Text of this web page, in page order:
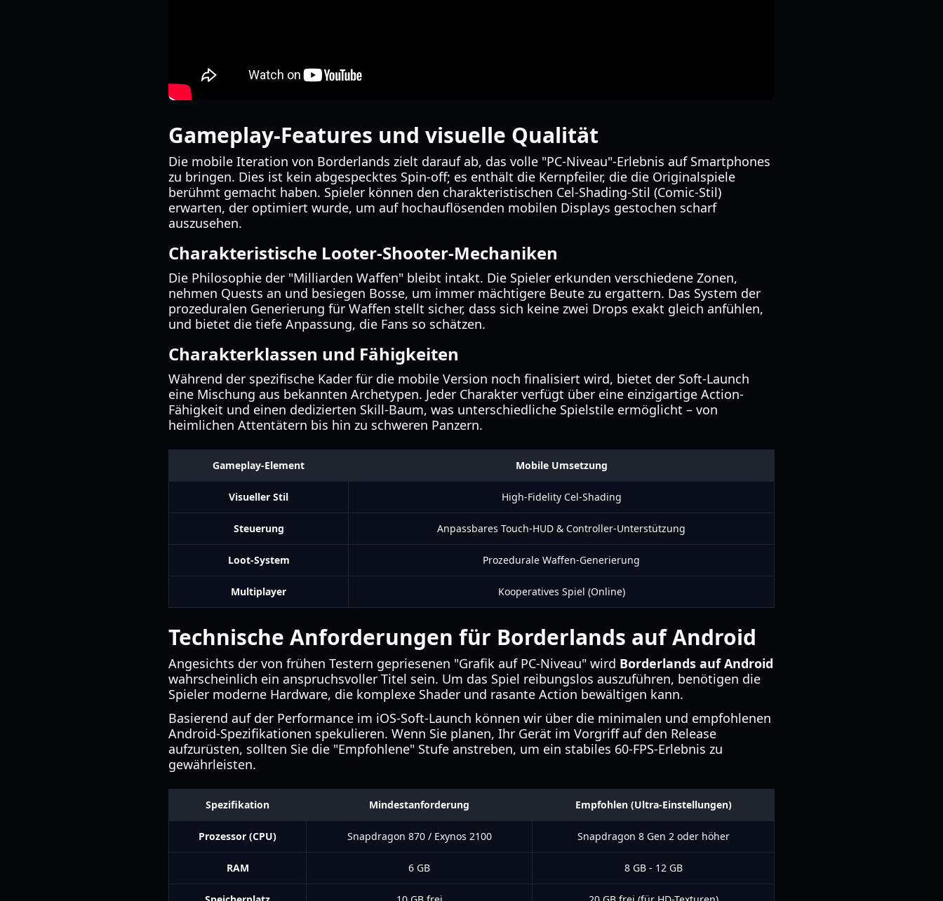
Gameplay-Features und visuelle Qualität
Die mobile Iteration von Borderlands zielt darauf ab, das volle "PC-Niveau"-Erlebnis auf Smartphones
zu bringen. Dies ist kein abgespecktes Spin-off; es enthält die Kernpfeiler, die die Originalspiele
berühmt gemacht haben. Spieler können den charakteristischen Cel-Shading-Stil (Comic-Stil)
erwarten, der optimiert wurde, um auf hochauflösenden mobilen Displays gestochen scharf
auszusehen.
Charakteristische Looter-Shooter-Mechaniken
Die Philosophie der "Milliarden Waffen" bleibt intakt. Die Spieler erkunden verschiedene Zonen,
nehmen Quests an und besiegen Bosse, um immer mächtigere Beute zu ergattern. Das System der
prozeduralen Generierung für Waffen stellt sicher, dass sich keine zwei Drops exakt gleich anfühlen,
und bietet die tiefe Anpassung, die Fans so schätzen.
Charakterklassen und Fähigkeiten
Während der spezifische Kader für die mobile Version noch finalisiert wird, bietet der Soft-Launch
eine Mischung aus bekannten Archetypen. Jeder Charakter verfügt über eine einzigartige Action-
Fähigkeit und einen dedizierten Skill-Baum, was unterschiedliche Spielstile ermöglicht – von
heimlichen Attentätern bis hin zu schweren Panzern.
Gameplay-Element Mobile Umsetzung
Visueller Stil High-Fidelity Cel-Shading
Steuerung Anpassbares Touch-HUD & Controller-Unterstützung
Loot-System Prozedurale Waffen-Generierung
Multiplayer Kooperatives Spiel (Online)
Technische Anforderungen für Borderlands auf Android
Angesichts der von frühen Testern gepriesenen "Grafik auf PC-Niveau" wird Borderlands auf Android
wahrscheinlich ein anspruchsvoller Titel sein. Um das Spiel reibungslos auszuführen, benötigen die
Spieler moderne Hardware, die komplexe Shader und rasante Action bewältigen kann.
Basierend auf der Performance im iOS-Soft-Launch können wir über die minimalen und empfohlenen
Android-Spezifikationen spekulieren. Wenn Sie planen, Ihr Gerät im Vorgriff auf den Release
aufzurüsten, sollten Sie die "Empfohlene" Stufe anstreben, um ein stabiles 60-FPS-Erlebnis zu
gewährleisten.
Spezifikation Mindestanforderung Empfohlen (Ultra-Einstellungen)
Prozessor (CPU) Snapdragon 870 / Exynos 2100 Snapdragon 8 Gen 2 oder höher
RAM 6 GB 8 GB - 12 GB